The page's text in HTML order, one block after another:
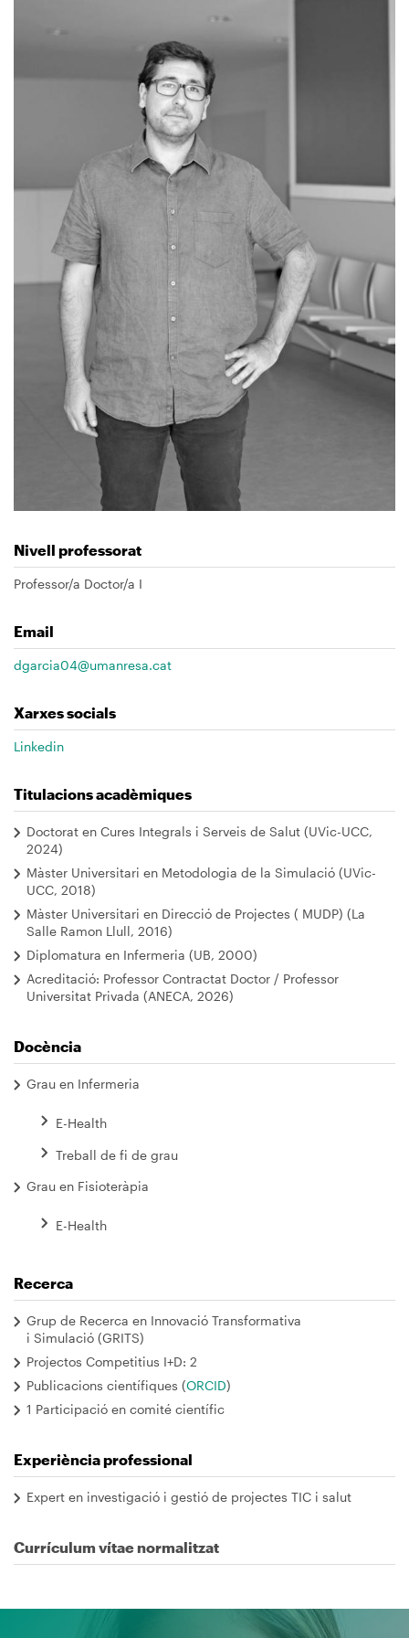
Nivell professorat
Professor/a Doctor/a I
Email
dgarcia04@umanresa.cat
Xarxes socials
Linkedin
Titulacions acadèmiques
Doctorat en Cures Integrals i Serveis de Salut (UVic-UCC,
2024)
Màster Universitari en Metodologia de la Simulació (UVic-
UCC, 2018)
Màster Universitari en Direcció de Projectes ( MUDP) (La
Salle Ramon Llull, 2016)
Diplomatura en Infermeria (UB, 2000)
Acreditació: Professor Contractat Doctor / Professor
Universitat Privada (ANECA, 2026)
Docència
Grau en Infermeria
E-Health
Treball de fi de grau
Grau en Fisioteràpia
E-Health
Recerca
Grup de Recerca en Innovació Transformativa
i Simulació (GRITS)
Projectos Competitius I+D: 2
Publicacions científiques (ORCID)
1 Participació en comité científic
Experiència professional
Expert en investigació i gestió de projectes TIC i salut
Currículum vítae normalitzat